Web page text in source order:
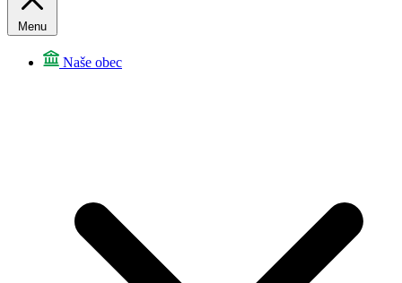
Menu
Naše obec